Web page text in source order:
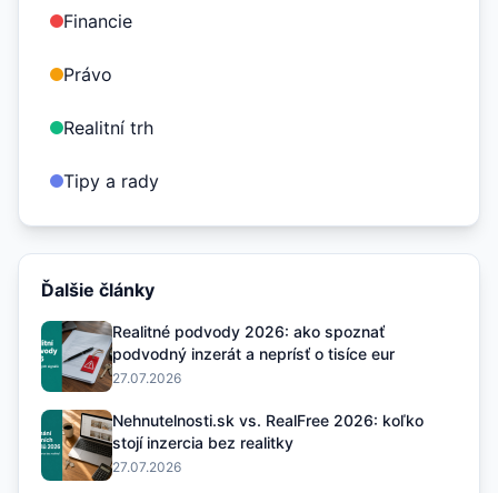
Financie
Právo
Realitní trh
Tipy a rady
Ďalšie články
Realitné podvody 2026: ako spoznať
podvodný inzerát a neprísť o tisíce eur
27.07.2026
Nehnutelnosti.sk vs. RealFree 2026: koľko
stojí inzercia bez realitky
27.07.2026